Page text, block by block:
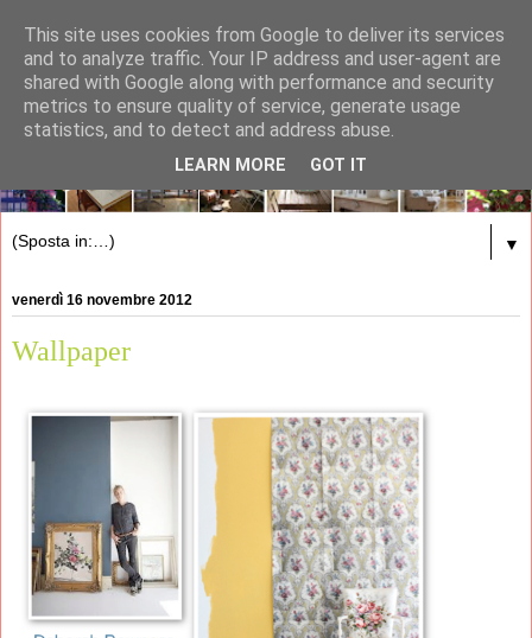
▼
venerdì 16 novembre 2012
Wallpaper
This site uses cookies from Google to deliver its services
and to analyze traffic. Your IP address and user-agent are
shared with Google along with performance and security
metrics to ensure quality of service, generate usage
statistics, and to detect and address abuse.
LEARN MORE GOT IT